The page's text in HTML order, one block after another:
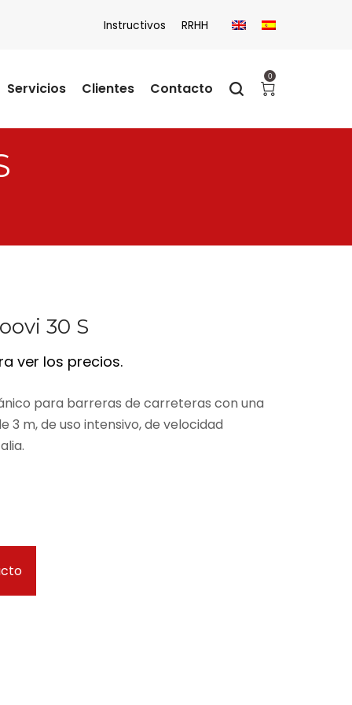
Instructivos RRHH
Servicios Clientes Contacto
0
30 S
ver los precios.
para barreras de carreteras con una
3 m, de uso intensivo, de velocidad